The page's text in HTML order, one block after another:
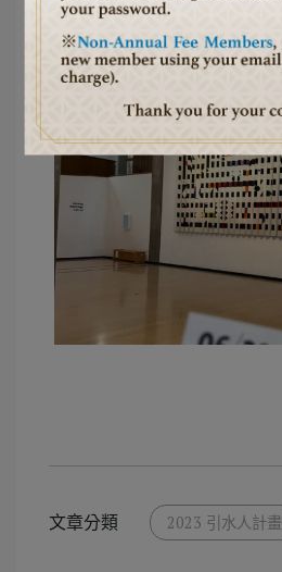
文章分類 2023 引水人計畫